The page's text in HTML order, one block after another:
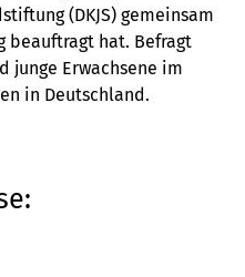
(DKJS) gemeinsam
beauftragt hat. Befragt
junge Erwachsene im
in Deutschland.